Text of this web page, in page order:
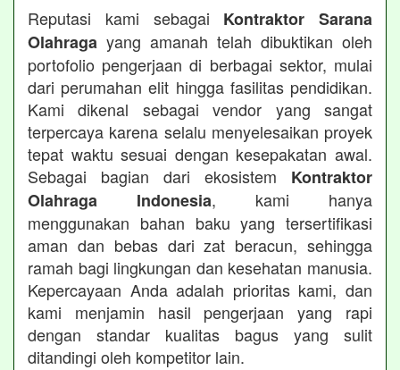
Reputasi kami sebagai Kontraktor Sarana
Olahraga yang amanah telah dibuktikan oleh
portofolio pengerjaan di berbagai sektor, mulai
dari perumahan elit hingga fasilitas pendidikan.
Kami dikenal sebagai vendor yang sangat
terpercaya karena selalu menyelesaikan proyek
tepat waktu sesuai dengan kesepakatan awal.
Sebagai bagian dari ekosistem Kontraktor
Olahraga Indonesia, kami hanya
menggunakan bahan baku yang tersertifikasi
aman dan bebas dari zat beracun, sehingga
ramah bagi lingkungan dan kesehatan manusia.
Kepercayaan Anda adalah prioritas kami, dan
kami menjamin hasil pengerjaan yang rapi
dengan standar kualitas bagus yang sulit
ditandingi oleh kompetitor lain.